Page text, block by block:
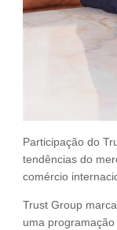
Participação do
tendências do
comércio
Trust Group
uma